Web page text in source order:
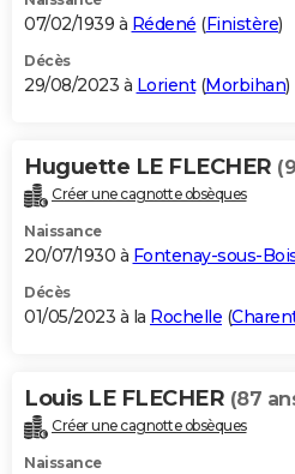
07/02/1939 à Rédené (Finistère)
Décès
29/08/2023 à Lorient(Morbihan)
Huguette LE FLECHER
Créer une cagnotte obsèques
Naissance
20/07/1930 à Fontenay-sous-
Décès
01/05/2023 à la Rochelle (
Louis LE FLECHER (87
Créer une cagnotte obsèques
Naissance